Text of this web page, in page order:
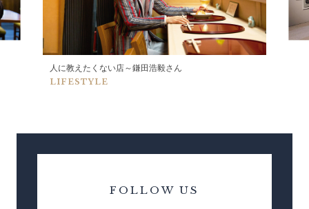
人に教えたくない店～鎌田浩毅さん
LIFESTYLE
FOLLOW US